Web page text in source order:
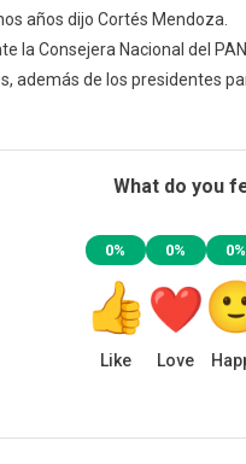
Con
Su
Dirigente
Cortés
Mendoza.
años dijo Cortés Mendoza.
la Consejera Nacional del
además de los presidentes
What do you
0%
Like
0%
Love
0%